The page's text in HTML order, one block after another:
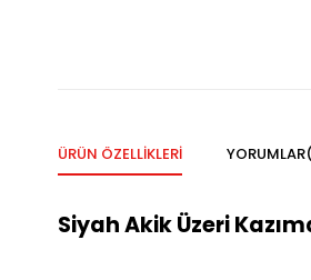
ÜRÜN ÖZELLIKLERI YORUMLAR
Siyah Akik Üzeri